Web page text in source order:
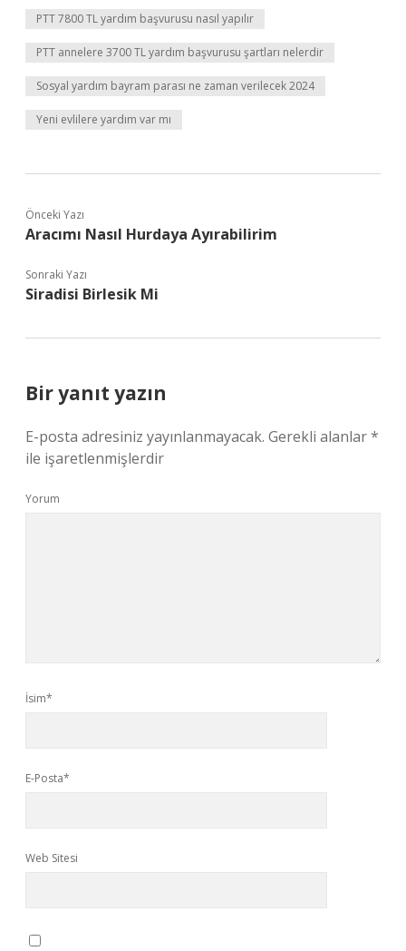
PTT 7800 TL yardım başvurusu nasıl yapılır
PTT annelere 3700 TL yardım başvurusu şartları nelerdir
Sosyal yardım bayram parası ne zaman verilecek 2024
Yeni evlilere yardım var mı
Önceki Yazı
Aracımı Nasıl Hurdaya Ayırabilirim
Sonraki Yazı
Siradisi Birlesik Mi
Bir yanıt yazın
E-posta adresiniz yayınlanmayacak. Gerekli alanlar*
ile işaretlenmişlerdir
Yorum
İsim*
E-Posta*
Web Sitesi